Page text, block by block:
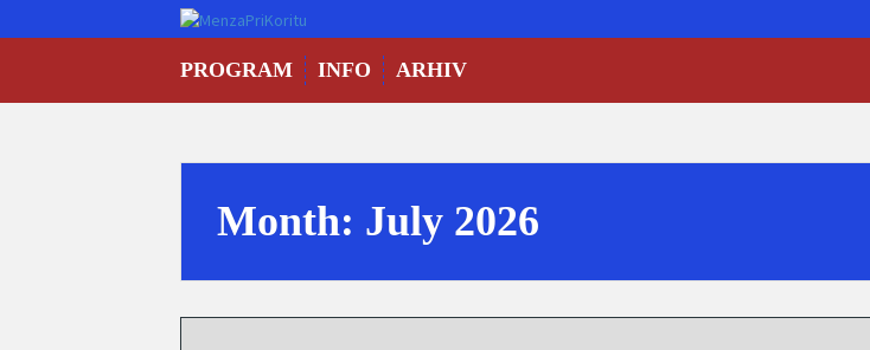
to
PROGRAM INFO ARHIV
Month: July 2026